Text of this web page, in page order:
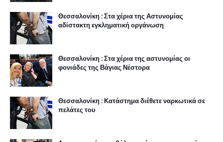
Θεσσαλονίκη : Στα χέρια της Αστυνομίας
αδίστακτη εγκληματική οργάνωση
Θεσσαλονίκη : Στα χέρια της αστυνομίας οι
φονιάδες της Βάγιας Νέστορα
Θεσσαλονίκη : Κατάστημα διέθετε ναρκωτικά σε
πελάτες του